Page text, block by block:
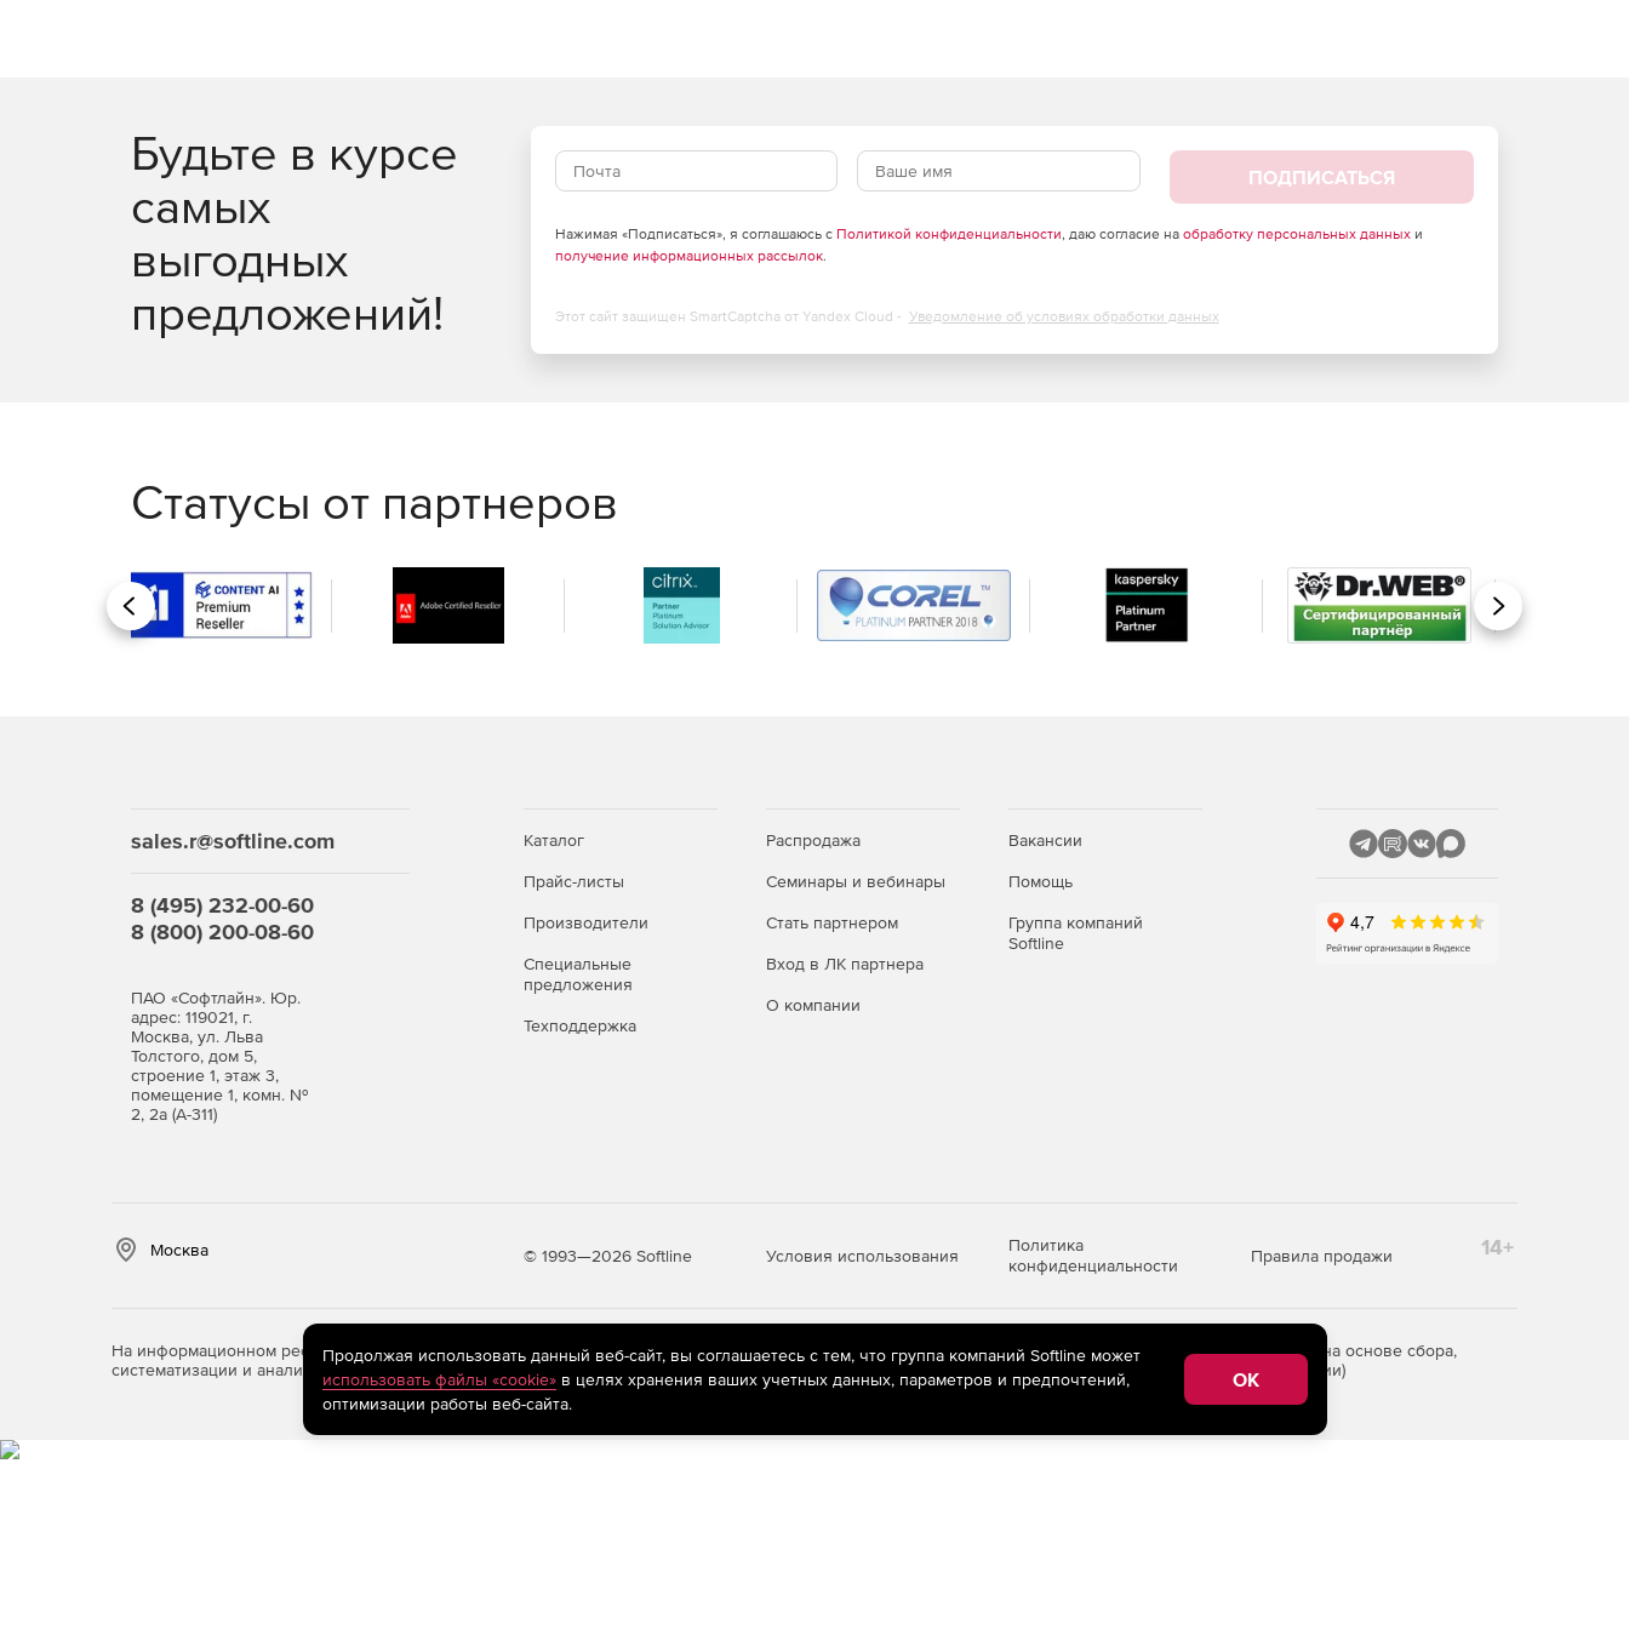
Будьте в курсе
самых
выгодных
предложений!
ПОДПИСАТЬСЯ
Нажимая «Подписаться», я соглашаюсь с Политикой конфиденциальности, даю согласие на обработку персональных данныхи
получение информационных рассылок.
Этот сайт защищен SmartCaptcha от Yandex Cloud - Уведомление об условиях обработки данных
Статусы от партнеров
Назад Вперед
sales.r@softline.com
8 (495) 232-00-60
8 (800) 200-08-60
ПАО «Софтлайн». Юр.
адрес: 119021, г.
Москва, ул. Льва
Толстого, дом 5,
строение 1, этаж 3,
помещение 1, комн. №
2, 2а (А-311)
Каталог
Прайс-листы
Производители
Специальные
предложения
Техподдержка
Распродажа
Семинары и вебинары
Стать партнером
Вход в ЛК партнера
О компании
Вакансии
Помощь
Группа компаний
Softline
Москва © 1993—2026 Softline Условия использования
Политика
конфиденциальности
Правила продажи 14+
На информационном ресурсе store.softline.ru применяютсярекомендательные технологии(информационные технологии предоставления информации на основе сбора,
систематизации и анализа сведений, относящихся к предпочтениям пользователей сети «Интернет», находящихся на территории Российской Федерации)
Продолжая использовать данный веб-сайт, вы соглашаетесь с тем, что группа компаний Softline может
использовать файлы «cookie»в целях хранения ваших учетных данных, параметров и предпочтений,
оптимизации работы веб-сайта.
OK